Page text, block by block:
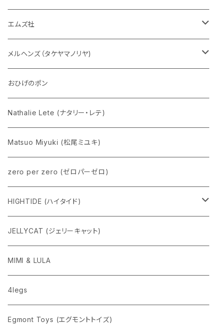
チャーミーちゃん
五型動物
Eddie パンダ
エムズ社
デコちゃん
クマちゃん
メルヘンズ（タケヤマノリヤ)
ケロペチーノ
おひげのポン
Nathalie Lete (ナタリー・レテ)
Matsuo Miyuki (松尾ミユキ)
zero per zero (ゼロパーゼロ)
HIGHTIDE (ハイタイド)
ニューレトロ
penco
nahe
pppppins（ピーーーーンズ）
JELLYCAT (ジェリーキャット)
MIMI & LULA
4legs
Egmont Toys (エグモントトイズ)